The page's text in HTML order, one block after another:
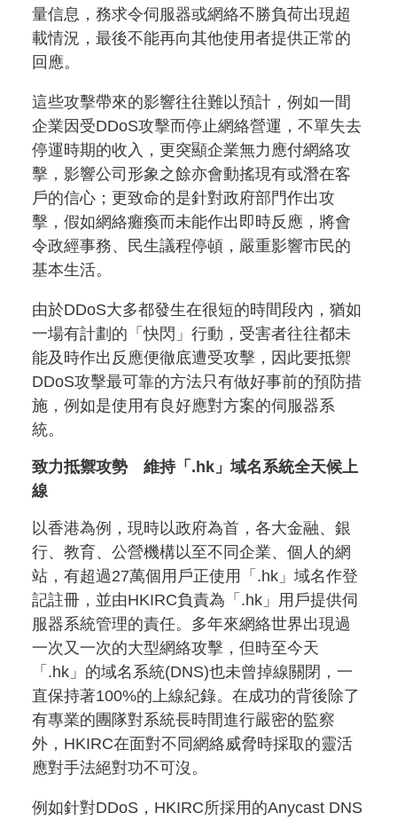
量信息，務求令伺服器或網絡不勝負荷出現超
載情況，最後不能再向其他使用者提供正常的
回應。
這些攻擊帶來的影響往往難以預計，例如一間
企業因受DDoS攻擊而停止網絡營運，不單失去
停運時期的收入，更突顯企業無力應付網絡攻
擊，影響公司形象之餘亦會動搖現有或潛在客
戶的信心；更致命的是針對政府部門作出攻
擊，假如網絡癱瘓而未能作出即時反應，將會
令政經事務、民生議程停頓，嚴重影響市民的
基本生活。
由於DDoS大多都發生在很短的時間段內，猶如
一場有計劃的「快閃」行動，受害者往往都未
能及時作出反應便徹底遭受攻擊，因此要抵禦
DDoS攻擊最可靠的方法只有做好事前的預防措
施，例如是使用有良好應對方案的伺服器系
統。
致力抵禦攻勢 維持「.hk」域名系統全天候上
線
以香港為例，現時以政府為首，各大金融、銀
行、教育、公營機構以至不同企業、個人的網
站，有超過27萬個用戶正使用「.hk」域名作登
記註冊，並由HKIRC負責為「.hk」用戶提供伺
服器系統管理的責任。多年來網絡世界出現過
一次又一次的大型網絡攻擊，但時至今天
「.hk」的域名系統(DNS)也未曾掉線關閉，一
直保持著100%的上線紀錄。在成功的背後除了
有專業的團隊對系統長時間進行嚴密的監察
外，HKIRC在面對不同網絡威脅時採取的靈活
應對手法絕對功不可沒。
例如針對DDoS，HKIRC所採用的Anycast DNS